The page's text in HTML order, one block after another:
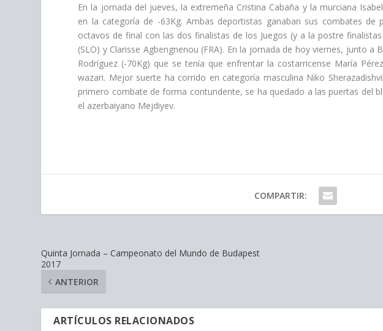
En la jornada del jueves, la extremeña Cristina Cabaña y la murciana
en la categoría de -63Kg. Ambas deportistas ganaban sus combates de
octavos de final con las dos finalistas de los Juegos (y a la postre
(SLO) y Clarisse Agbengnenou (FRA). En la jornada de hoy viernes, junto a
Rodríguez (-70Kg) que se tenía que enfrentar la costarricense María
wazari. Mejor suerte ha corrido en categoría masculina Niko
primero combate de forma contundente, se ha quedado a las puertas del
el azerbaiyano Mejdiyev.
COMPARTIR:
Quinta Jornada – Campeonato del Mundo de Budapest
2017
ANTERIOR
ARTÍCULOS RELACIONADOS